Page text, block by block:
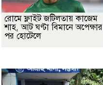
রোমে ফ্লাইট জটিলতায় কাজেম
শাহ, আট ঘণ্টা বিমানে অপেক্ষার
পর হোটেলে